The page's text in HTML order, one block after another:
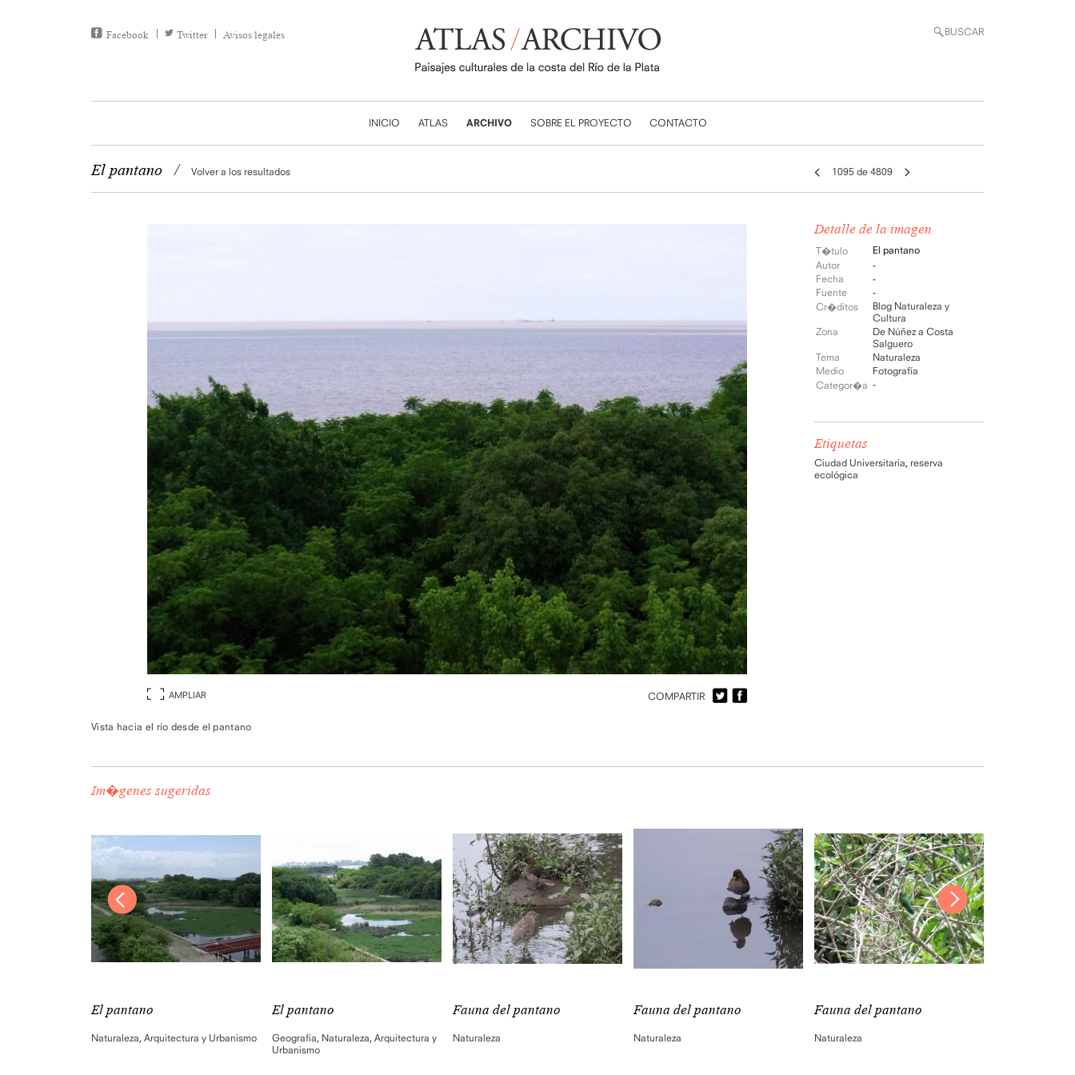
Facebook Twitter Avisos legales BUSCAR
INICIO ATLAS ARCHIVO SOBRE EL PROYECTO CONTACTO
El pantano / Volver a los resultados 1095 de 4809
AMPLIAR COMPARTIR
Vista hacia el río desde el pantano
Detalle de la imagen
T�tulo
El pantano
Autor
-
Fecha
-
Fuente
-
Cr�ditos
Blog Naturaleza y
Cultura
Zona
De Núñez a Costa
Salguero
Tema
Naturaleza
Medio
Fotografía
Categor�a -
Etiquetas
Ciudad Universitaria, reserva
ecológica
Im�genes sugeridas
El pantano
Naturaleza, Arquitectura y Urbanismo
El pantano
Geografía, Naturaleza, Arquitectura y
Urbanismo
Fauna del pantano
Naturaleza
Fauna del pantano
Naturaleza
Fauna del pantano
Naturaleza